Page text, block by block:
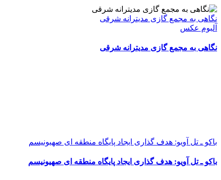
نگاهی به مجمع گازی مدیترانه شرقی
آلبوم عکس
نگاهی به مجمع گازی مدیترانه شرقی
باکو ـ تل آویو: هدف گذاری ایجاد پایگاه منطقه ای صهیونیسم
باکو ـ تل آویو: هدف گذاری ایجاد پایگاه منطقه ای صهیونیسم